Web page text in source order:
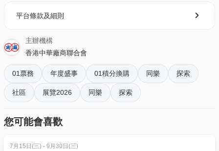
開放時間：2026年6月26日至28日 上午10時30分至晚
2026年6月29日 上午10時30分至下午5時30分
（註：購物節於每天結束前30分鐘及最後一天結束前1
小時停止入場）
工展會購物節2026 | 電子門票詳情
＊身高1米或以下小童、65歲或以上長者及殘疾人士免
平台條款及細則
主辦機構
香港中華廠商聯合會
01票務 年度盛事 01積分換購 同樂 探索
社區 展覽2026 同樂 探索
您可能會喜歡
7月15日(三) - 9月30日(三)